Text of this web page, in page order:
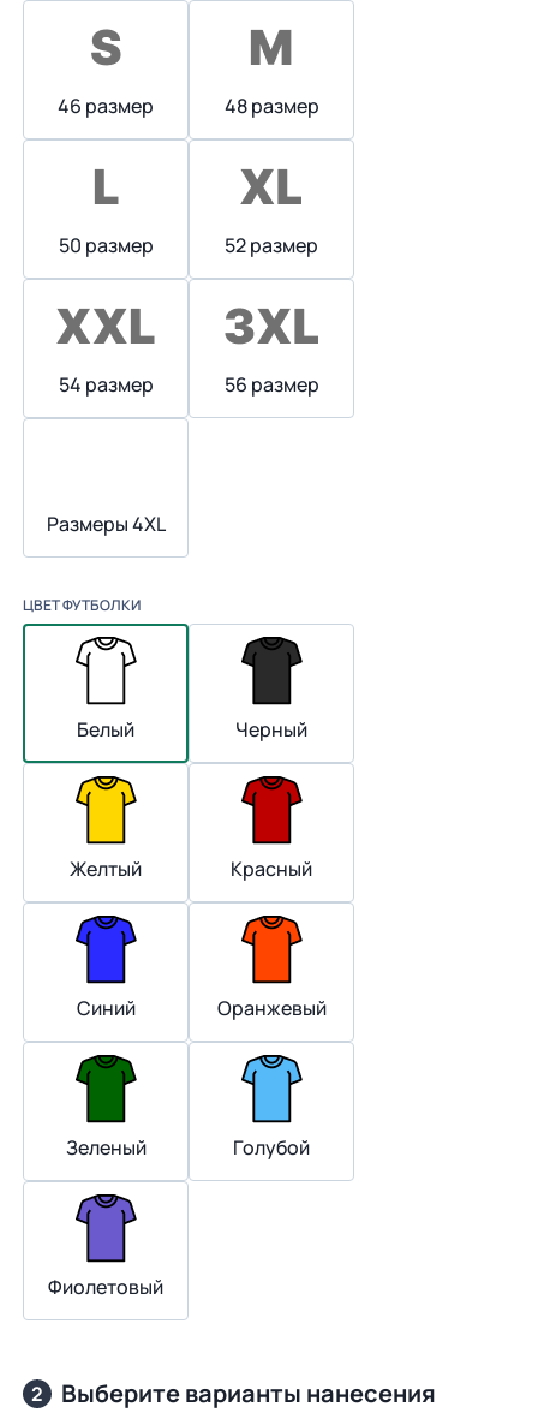
46 размер 48 размер
50 размер 52 размер
54 размер 56 размер
Размеры 4XL
ЦВЕТ ФУТБОЛКИ
Белый Черный
Желтый Красный
Синий Оранжевый
Зеленый Голубой
Фиолетовый
2 Выберите варианты нанесения